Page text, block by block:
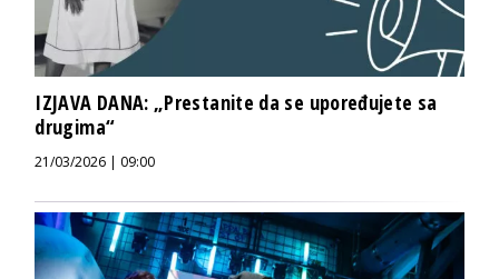
IZJAVA DANA: „Prestanite da se upoređujete sa
drugima“
21/03/2026 | 09:00